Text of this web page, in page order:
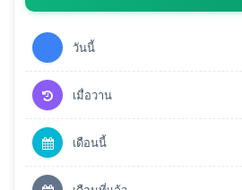
วันนี้
เมื่อวาน
เดือนนี้